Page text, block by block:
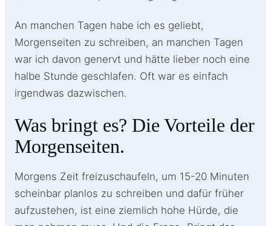
An manchen Tagen habe ich es geliebt,
Morgenseiten zu schreiben, an manchen Tagen
war ich davon genervt und hätte lieber noch eine
halbe Stunde geschlafen. Oft war es einfach
irgendwas dazwischen.
Was bringt es? Die Vorteile der
Morgenseiten.
Morgens Zeit freizuschaufeln, um 15-20 Minuten
scheinbar planlos zu schreiben und dafür früher
aufzustehen, ist eine ziemlich hohe Hürde, die